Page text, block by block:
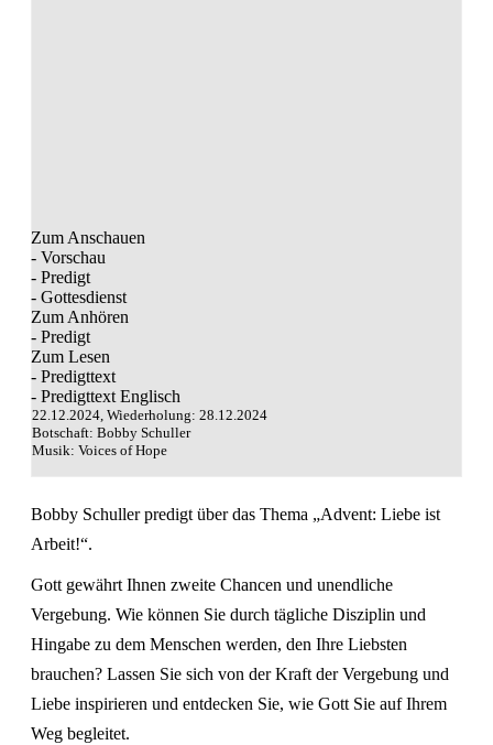
Zum Anschauen
- Vorschau
- Predigt
- Gottesdienst
Zum Anhören
- Predigt
Zum Lesen
- Predigttext
- Predigttext Englisch
22.12.2024, Wiederholung: 28.12.2024
Botschaft: Bobby Schuller
Musik: Voices of Hope
Bobby Schuller predigt über das Thema „Advent: Liebe ist
Arbeit!“.
Gott gewährt Ihnen zweite Chancen und unendliche
Vergebung. Wie können Sie durch tägliche Disziplin und
Hingabe zu dem Menschen werden, den Ihre Liebsten
brauchen? Lassen Sie sich von der Kraft der Vergebung und
Liebe inspirieren und entdecken Sie, wie Gott Sie auf Ihrem
Weg begleitet.